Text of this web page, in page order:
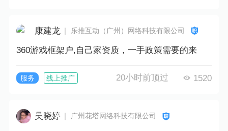
康建龙 ｜ 乐推互动（广州）网络科技有限公司
360游戏框架户,自己家资质，一手政策需要的来
服务 线上推广 20小时前顶过 1520
吴晓婷 ｜ 广州花塔网络科技有限公司